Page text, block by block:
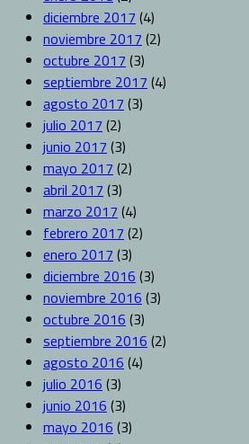
diciembre 2017 (4)
noviembre 2017 (2)
octubre 2017 (3)
septiembre 2017 (4)
agosto 2017 (3)
julio 2017 (2)
junio 2017 (3)
mayo 2017 (2)
abril 2017 (3)
marzo 2017 (4)
febrero 2017 (2)
enero 2017 (3)
diciembre 2016 (3)
noviembre 2016 (3)
octubre 2016 (3)
septiembre 2016 (2)
agosto 2016 (4)
julio 2016 (3)
junio 2016 (3)
mayo 2016 (3)